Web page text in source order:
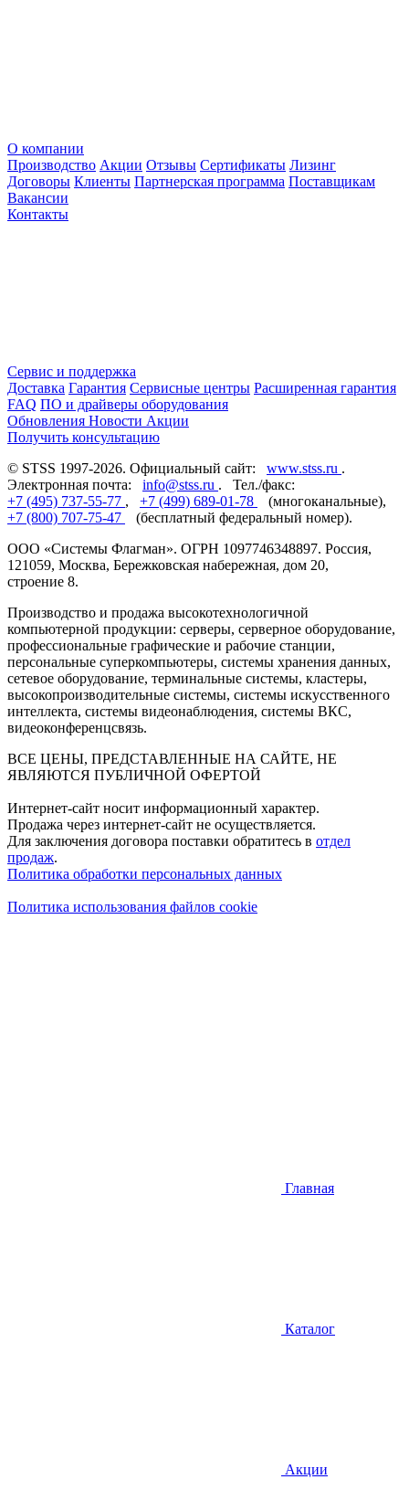
О компании
Производство Акции Отзывы Сертификаты Лизинг
Договоры Клиенты Партнерская программа Поставщикам
Вакансии
Контакты
Сервис и поддержка
Доставка Гарантия Сервисные центры Расширенная гарантия
FAQ ПО и драйверы оборудования
Обновления Новости Акции
Получить консультацию
© STSS 1997-2026. Официальный сайт: www.stss.ru .
Электронная почта: info@stss.ru . Тел./факс:
+7 (495) 737-55-77 , +7 (499) 689-01-78
(многоканальные),
+7 (800) 707-75-47
(бесплатный федеральный номер).
ООО «Системы Флагман». ОГРН 1097746348897. Россия,
121059, Москва, Бережковская набережная, дом 20,
строение 8.
Производство и продажа высокотехнологичной
компьютерной продукции: серверы, серверное оборудование,
профессиональные графические и рабочие станции,
персональные суперкомпьютеры, системы хранения данных,
сетевое оборудование, терминальные системы, кластеры,
высокопроизводительные системы, системы искусственного
интеллекта, системы видеонаблюдения, системы ВКС,
видеоконференцсвязь.
ВСЕ ЦЕНЫ, ПРЕДСТАВЛЕННЫЕ НА САЙТЕ, НЕ
ЯВЛЯЮТСЯ ПУБЛИЧНОЙ ОФЕРТОЙ
Интернет-сайт носит информационный характер.
Продажа через интернет-сайт не осуществляется.
Для заключения договора поставки обратитесь в отдел
продаж.
Политика обработки персональных данных
Политика использования файлов cookie
Главная
Каталог
Акции